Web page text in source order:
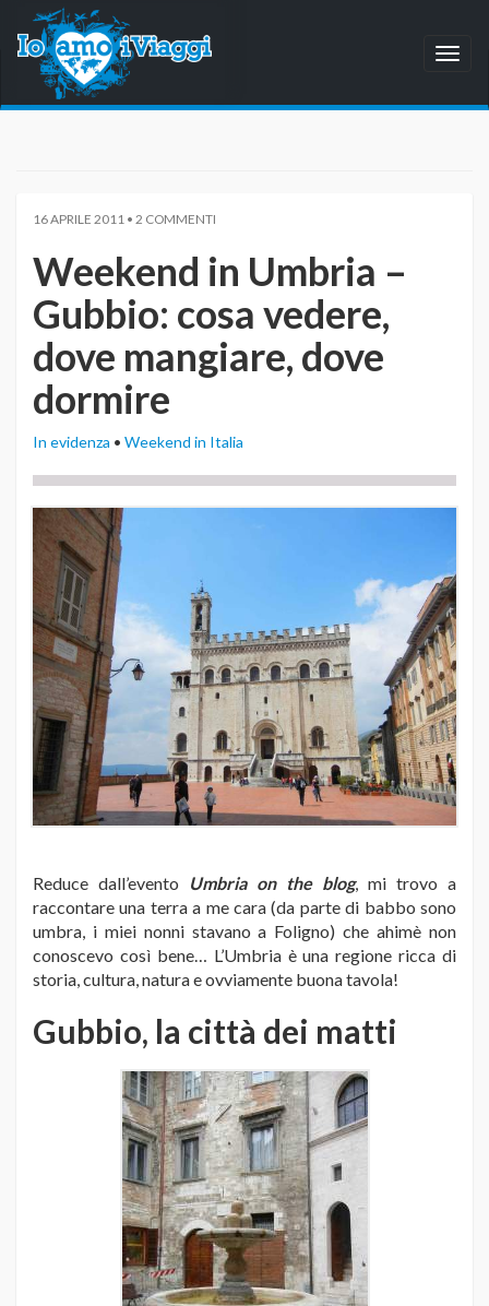
16 APRILE 2011 • 2 COMMENTI
Weekend in Umbria –
Gubbio: cosa vedere,
dove mangiare, dove
dormire
In evidenza • Weekend in Italia
Reduce dall’evento Umbria on the blog, mi trovo a
raccontare una terra a me cara (da parte di babbo sono
umbra, i miei nonni stavano a Foligno) che ahimè non
conoscevo così bene… L’Umbria è una regione ricca di
storia, cultura, natura e ovviamente buona tavola!
Gubbio, la città dei matti